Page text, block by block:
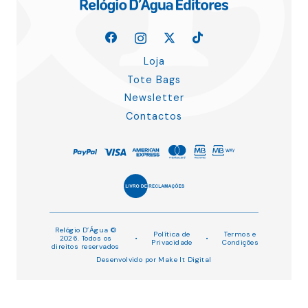
Loja
Tote Bags
Newsletter
Contactos
Relógio D’Água ©
2026. Todos os
direitos reservados
•
Política de
Privacidade
•
Termos e
Condições
Desenvolvido por Make It Digital